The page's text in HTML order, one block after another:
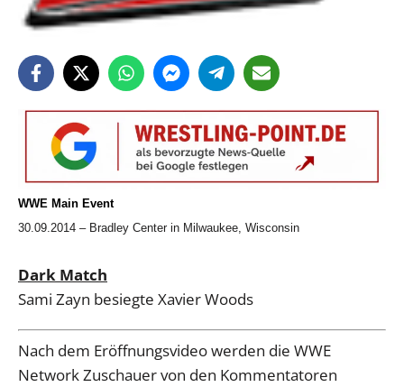
WWE Main Event
30.09.2014 – Bradley Center in Milwaukee, Wisconsin
Dark Match
Sami Zayn besiegte Xavier Woods
Nach dem Eröffnungsvideo werden die WWE
Network Zuschauer von den Kommentatoren